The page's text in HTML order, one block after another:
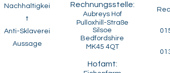
Nachhaltigkei
t
Anti-Sklaverei
Aussage
Rechnungsstelle:
Aubreys Hof
Pulloxhill-Straße
Silsoe
Bedfordshire
MK45 4QT
Hofamt: